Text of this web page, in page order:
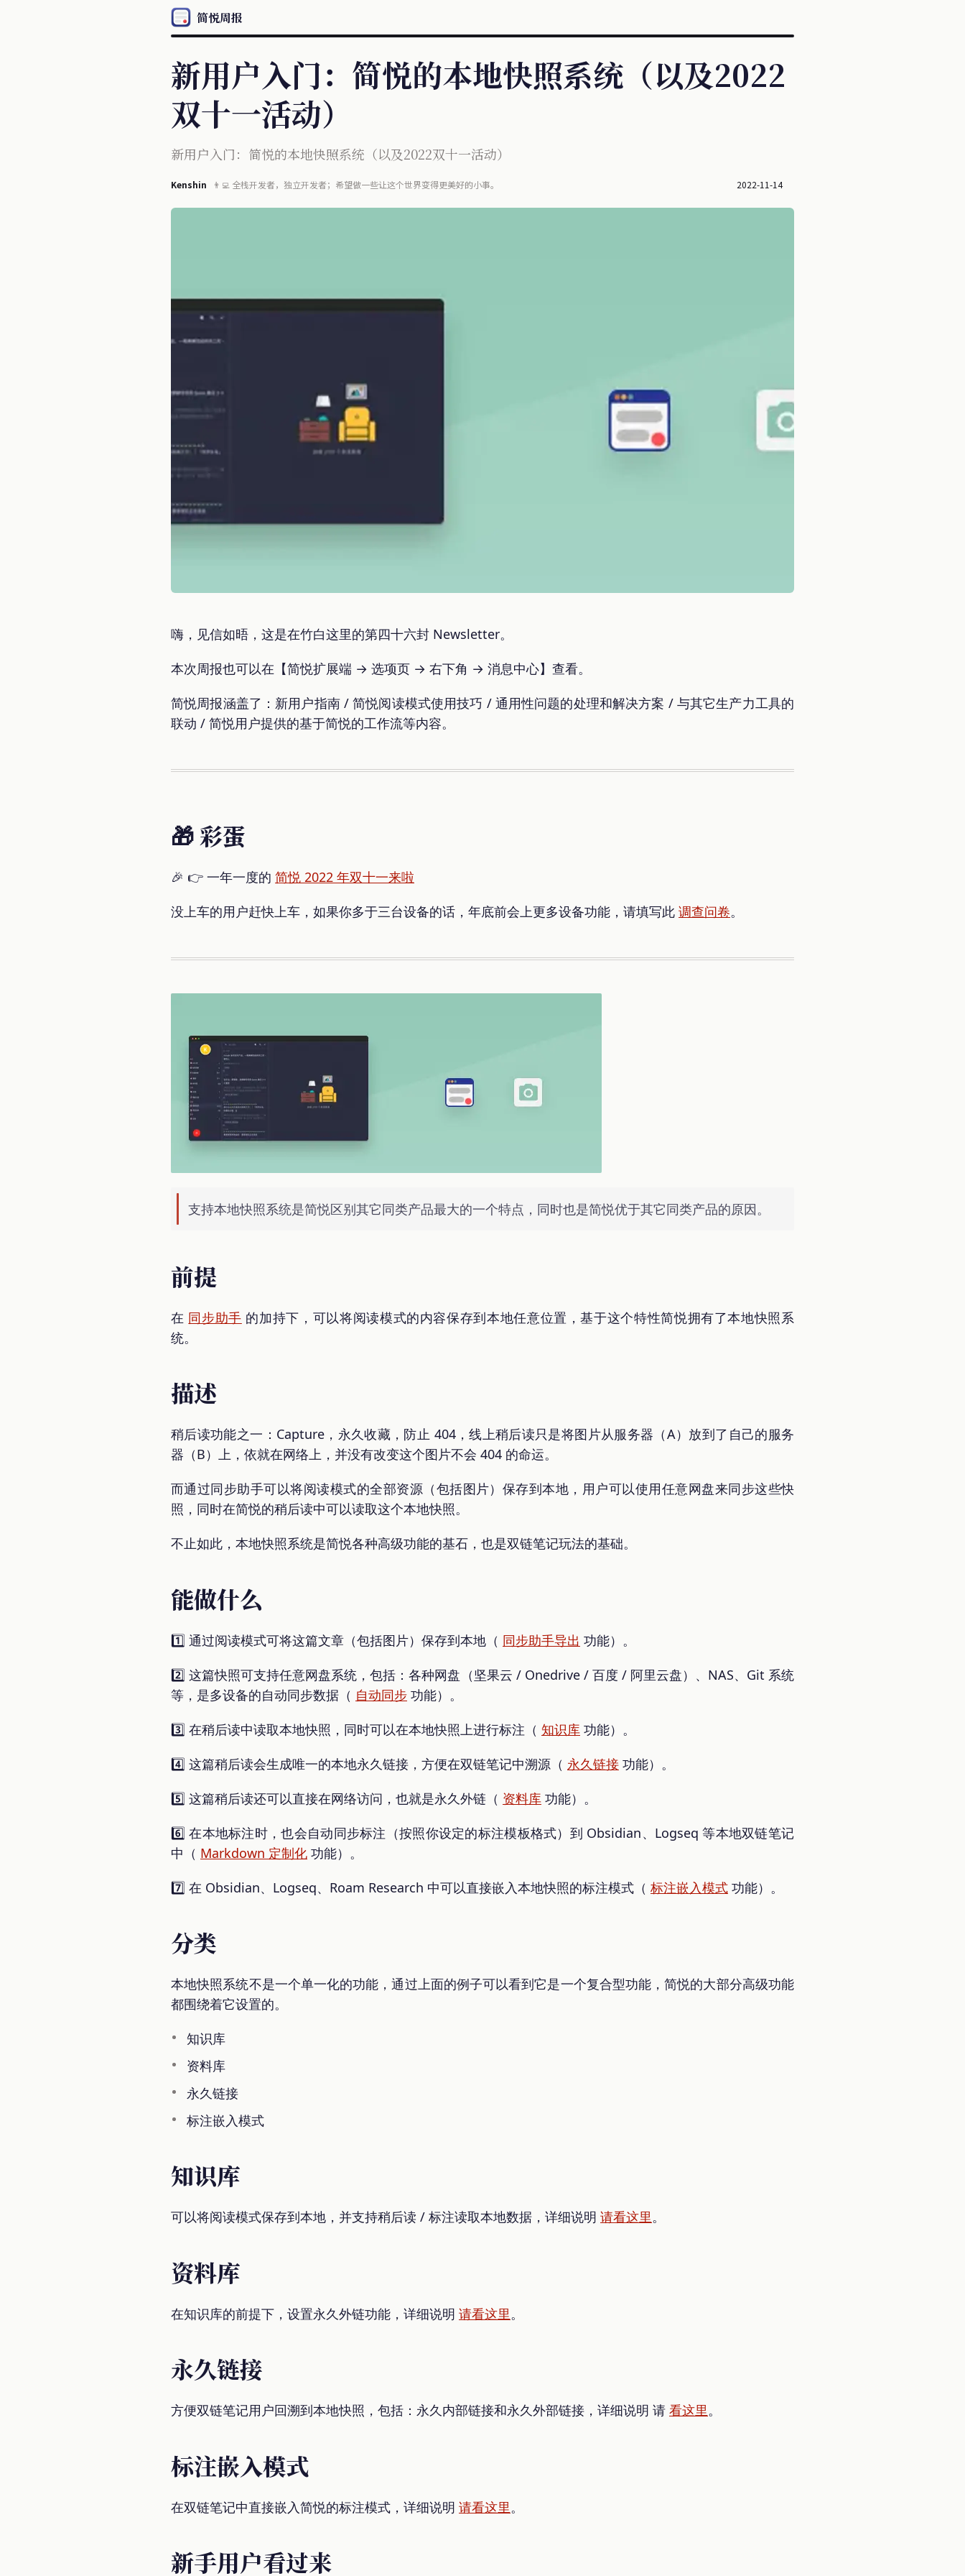
简悦周报
新用户入门：简悦的本地快照系统（以及2022
双十一活动）
新用户入门：简悦的本地快照系统（以及2022双十一活动）
Kenshin 👨‍💻 全栈开发者，独立开发者；希望做一些让这个世界变得更美好的小事。 2022-11-14
嗨，见信如晤，这是在竹白这里的第四十六封 Newsletter。
本次周报也可以在【简悦扩展端 → 选项页 → 右下角 → 消息中心】查看。
简悦周报涵盖了：新用户指南 / 简悦阅读模式使用技巧 / 通用性问题的处理和解决方案 / 与其它生产力工具的
联动 / 简悦用户提供的基于简悦的工作流等内容。
🎁 彩蛋
🎉 👉 一年一度的 简悦 2022 年双十一来啦
没上车的用户赶快上车，如果你多于三台设备的话，年底前会上更多设备功能，请填写此 调查问卷。
支持本地快照系统是简悦区别其它同类产品最大的一个特点，同时也是简悦优于其它同类产品的原因。
前提
在 同步助手 的加持下，可以将阅读模式的内容保存到本地任意位置，基于这个特性简悦拥有了本地快照系
统。
描述
稍后读功能之一：Capture，永久收藏，防止 404，线上稍后读只是将图片从服务器（A）放到了自己的服务
器（B）上，依就在网络上，并没有改变这个图片不会 404 的命运。
而通过同步助手可以将阅读模式的全部资源（包括图片）保存到本地，用户可以使用任意网盘来同步这些快
照，同时在简悦的稍后读中可以读取这个本地快照。
不止如此，本地快照系统是简悦各种高级功能的基石，也是双链笔记玩法的基础。
能做什么
1️⃣ 通过阅读模式可将这篇文章（包括图片）保存到本地（ 同步助手导出 功能）。
2️⃣ 这篇快照可支持任意网盘系统，包括：各种网盘（坚果云 / Onedrive / 百度 / 阿里云盘）、NAS、Git 系统
等，是多设备的自动同步数据（ 自动同步 功能）。
3️⃣ 在稍后读中读取本地快照，同时可以在本地快照上进行标注（ 知识库 功能）。
4️⃣ 这篇稍后读会生成唯一的本地永久链接，方便在双链笔记中溯源（ 永久链接 功能）。
5️⃣ 这篇稍后读还可以直接在网络访问，也就是永久外链（ 资料库 功能）。
6️⃣ 在本地标注时，也会自动同步标注（按照你设定的标注模板格式）到 Obsidian、Logseq 等本地双链笔记
中（ Markdown 定制化 功能）。
7️⃣ 在 Obsidian、Logseq、Roam Research 中可以直接嵌入本地快照的标注模式（ 标注嵌入模式 功能）。
分类
本地快照系统不是一个单一化的功能，通过上面的例子可以看到它是一个复合型功能，简悦的大部分高级功能
都围绕着它设置的。
知识库
资料库
永久链接
标注嵌入模式
知识库
可以将阅读模式保存到本地，并支持稍后读 / 标注读取本地数据，详细说明 请看这里。
资料库
在知识库的前提下，设置永久外链功能，详细说明 请看这里。
永久链接
方便双链笔记用户回溯到本地快照，包括：永久内部链接和永久外部链接，详细说明 请 看这里。
标注嵌入模式
在双链笔记中直接嵌入简悦的标注模式，详细说明 请看这里。
新手用户看过来